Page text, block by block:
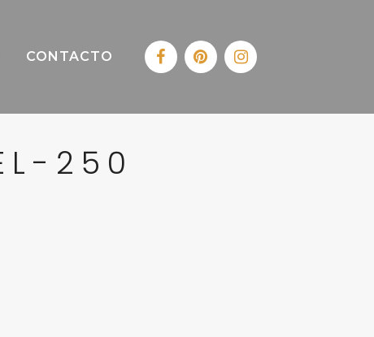
CONTACTO
250